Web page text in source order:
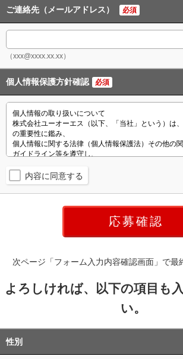
ご連絡先（メールアドレス） 必須
（xxx@xxxx.xx.xx）
個人情報保護方針確認 必須
内容に同意する
次ページ「フォーム入力内容確認画面」で最
よろしければ、以下の項目も
い。
性別